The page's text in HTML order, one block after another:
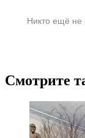
Никто ещё не
Смотрите